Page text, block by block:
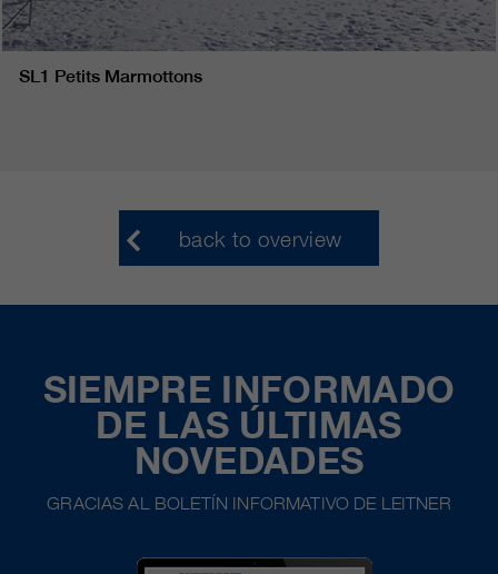
SL1 Petits Marmottons
back to overview
SIEMPRE INFORMADO
DE LAS ÚLTIMAS
NOVEDADES
GRACIAS AL BOLETÍN INFORMATIVO DE LEITNER